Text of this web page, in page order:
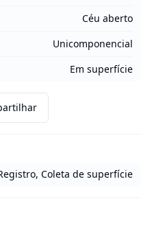
Céu aberto
Unicomponencial
Em superfície
Coleta de superfície